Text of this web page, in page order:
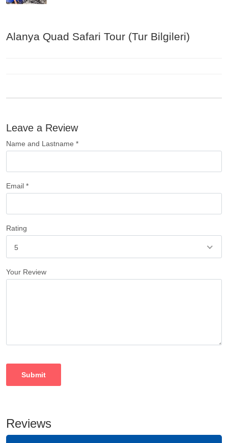
Alanya Quad Safari Tour (Tur Bilgileri)
Leave a Review
Name and Lastname *
Email *
Rating
5
Your Review
Reviews